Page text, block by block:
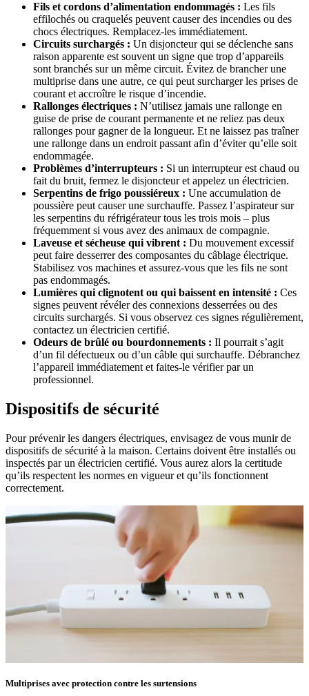
Fils et cordons d’alimentation endommagés : Les fils
effilochés ou craquelés peuvent causer des incendies ou des
chocs électriques. Remplacez-les immédiatement.
Circuits surchargés : Un disjoncteur qui se déclenche sans
raison apparente est souvent un signe que trop d’appareils
sont branchés sur un même circuit. Évitez de brancher une
multiprise dans une autre, ce qui peut surcharger les prises de
courant et accroître le risque d’incendie.
Rallonges électriques : N’utilisez jamais une rallonge en
guise de prise de courant permanente et ne reliez pas deux
rallonges pour gagner de la longueur. Et ne laissez pas traîner
une rallonge dans un endroit passant afin d’éviter qu’elle soit
endommagée.
Problèmes d’interrupteurs : Si un interrupteur est chaud ou
fait du bruit, fermez le disjoncteur et appelez un électricien.
Serpentins de frigo poussiéreux : Une accumulation de
poussière peut causer une surchauffe. Passez l’aspirateur sur
les serpentins du réfrigérateur tous les trois mois – plus
fréquemment si vous avez des animaux de compagnie.
Laveuse et sécheuse qui vibrent : Du mouvement excessif
peut faire desserrer des composantes du câblage électrique.
Stabilisez vos machines et assurez-vous que les fils ne sont
pas endommagés.
Lumières qui clignotent ou qui baissent en intensité : Ces
signes peuvent révéler des connexions desserrées ou des
circuits surchargés. Si vous observez ces signes régulièrement,
contactez un électricien certifié.
Odeurs de brûlé ou bourdonnements : Il pourrait s’agit
d’un fil défectueux ou d’un câble qui surchauffe. Débranchez
l’appareil immédiatement et faites-le vérifier par un
professionnel.
Dispositifs de sécurité
Pour prévenir les dangers électriques, envisagez de vous munir de
dispositifs de sécurité à la maison. Certains doivent être installés ou
inspectés par un électricien certifié. Vous aurez alors la certitude
qu’ils respectent les normes en vigueur et qu’ils fonctionnent
correctement.
Multiprises avec protection contre les surtensions